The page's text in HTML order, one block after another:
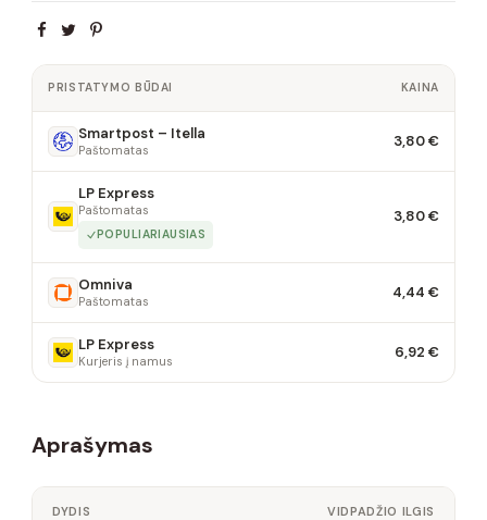
PRISTATYMO BŪDAI KAINA
Smartpost – Itella
Paštomatas 3,80 €
LP Express
Paštomatas
POPULIARIAUSIAS
3,80 €
Omniva
Paštomatas 4,44 €
LP Express
Kurjeris į namus 6,92 €
Aprašymas
DYDIS VIDPADŽIO ILGIS